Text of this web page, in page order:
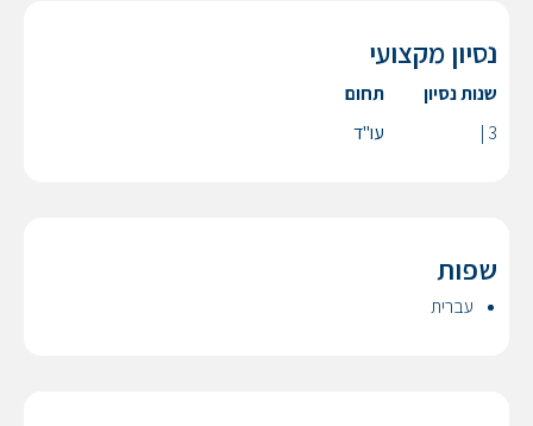
נסיון מקצועי
שנות נסיון
תחום
3 |
עו"ד
שפות
עברית